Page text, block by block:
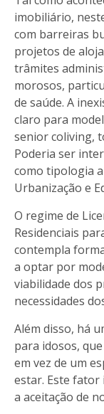
imobiliário,
com barreiras
projetos de
trâmites
morosos,
de saúde. A
claro para
senior coliving,
Poderia ser
como tipologia
Urbanização e
O regime de
Residenciais
contempla
a optar por
viabilidade dos
necessidades
Além disso, há
para idosos,
em vez de um
estar. Este
a aceitação de